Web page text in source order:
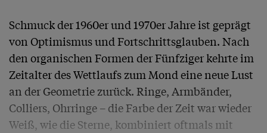
Schmuck der 1960er und 1970er Jahre ist geprägt
von Optimismus und Fortschrittsglauben. Nach
den organischen Formen der Fünfziger kehrte im
Zeitalter des Wettlaufs zum Mond eine neue Lust
an der Geometrie zurück. Ringe, Armbänder,
Colliers, Ohrringe – die Farbe der Zeit war wieder
Weiß, wie die Sterne, kombiniert oftmals mit